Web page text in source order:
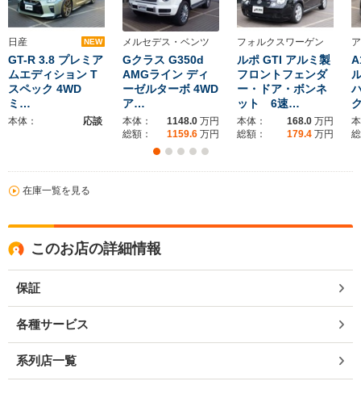
日産 NEW
GT-R 3.8 プレミア
ムエディション T
スペック 4WD
ミ…
本体： 応談
メルセデス・ベンツ
Gクラス G350d
AMGライン ディ
ーゼルターボ 4WD
ア…
本体： 1148.0 万円
総額：
1159.6 万円
フォルクスワーゲン
ルポ GTI アルミ製
フロントフェンダ
ー・ドア・ボンネ
ット 6速…
本体： 168.0 万円
総額：
179.4 万円
在庫一覧を見る
このお店の詳細情報
保証
各種サービス
系列店一覧